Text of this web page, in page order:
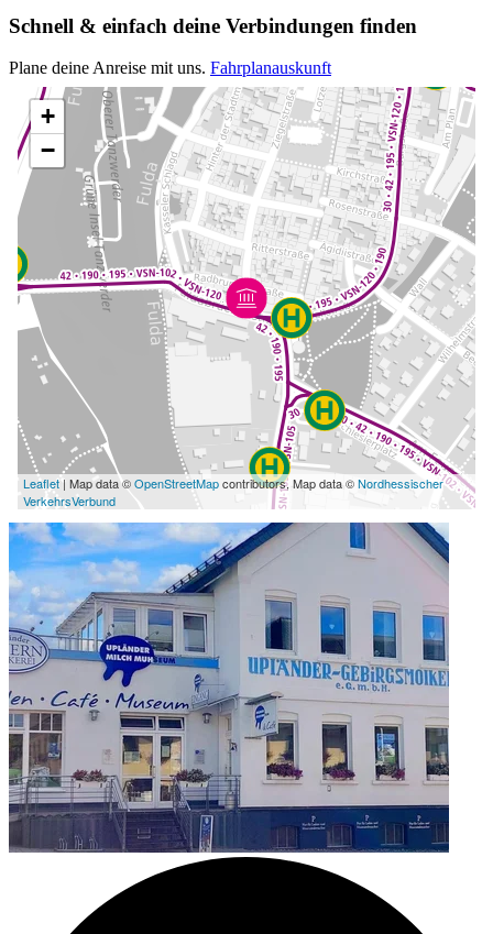
Schnell & einfach deine Verbindungen finden
Plane deine Anreise mit uns. Fahrplanauskunft